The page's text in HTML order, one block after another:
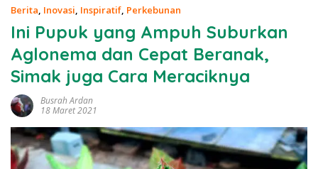
Berita, Inovasi, Inspiratif, Perkebunan
Ini Pupuk yang Ampuh Suburkan
Aglonema dan Cepat Beranak,
Simak juga Cara Meraciknya
Busrah Ardan
18 Maret 2021